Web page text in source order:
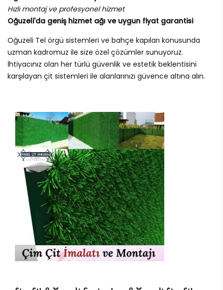
Hızlı montaj ve profesyonel hizmet
Oğuzeli'da geniş hizmet ağı ve uygun fiyat garantisi
Oğuzeli Tel örgü sistemleri ve bahçe kapıları konusunda
uzman kadromuz ile size özel çözümler sunuyoruz.
İhtiyacınız olan her türlü güvenlik ve estetik beklentisini
karşılayan çit sistemleri ile alanlarınızı güvence altına alın.